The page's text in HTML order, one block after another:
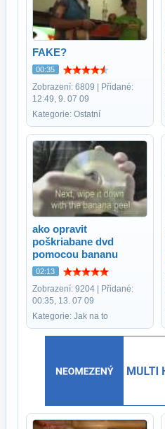
FAKE?
00:35
Zobrazení: 6809 | Přidané:
12:49, 9. 07 09
Kategorie: Ostatní
ako opravit
poškriabane dvd
pomocou bananu
02:13
Zobrazení: 9204 | Přidané:
00:35, 13. 07 09
Kategorie: Jak na to